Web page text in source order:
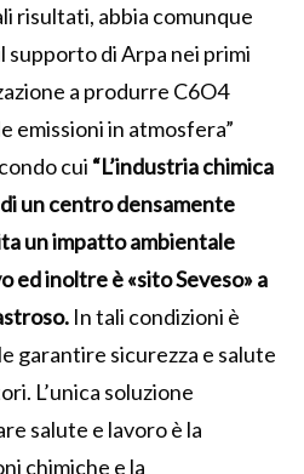
risultati, abbia comunque
supporto di Arpa nei primi
a produrre C6O4
emissioni in atmosfera”
cui “L’industria chimica
un centro densamente
un impatto ambientale
ed inoltre è «sito Seveso» a
In tali condizioni è
garantire sicurezza e salute
L’unica soluzione
salute e lavoro è la
chimiche e la